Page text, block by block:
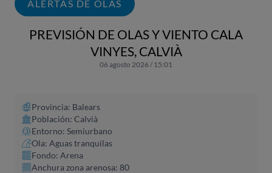
ALERTAS DE OLAS
PREVISIÓN DE OLAS Y VIENTO CALA
VINYES, CALVIÀ
06 agosto 2026 / 15:01
Provincia: Balears
Población: Calvià
Entorno: Semiurbano
Ola: Aguas tranquilas
Fondo: Arena
Anchura zona arenosa: 80